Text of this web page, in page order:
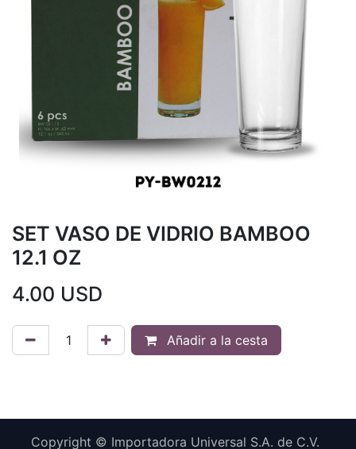
SET VASO DE VIDRIO BAMBOO
12.1 OZ
4.00 USD
Añadir a la cesta
Copyright © Importadora Universal S.A. de C.V.